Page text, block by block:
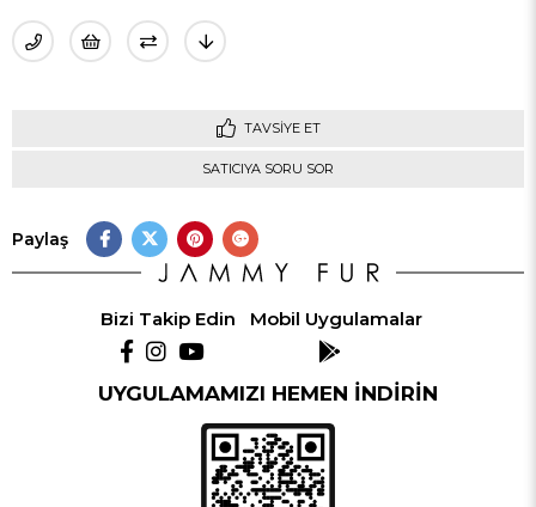
TAVSIYE ET
SATICIYA SORU SOR
Paylaş
Bizi Takip Edin Mobil Uygulamalar
UYGULAMAMIZI HEMEN İNDİRİN